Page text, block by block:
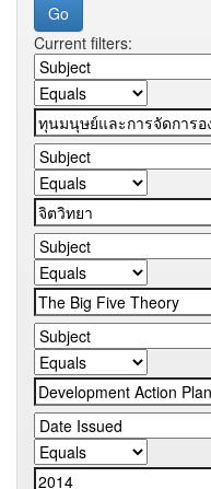
Current filters: